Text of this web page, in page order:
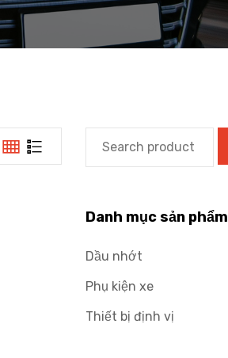
Danh mục sản phẩm
Dầu nhớt
Phụ kiện xe
Thiết bị định vị